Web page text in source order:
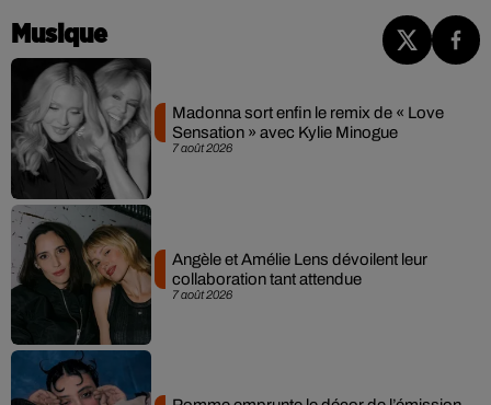
Musique
7 août 2026
Madonna sort enfin le remix de « Love
Sensation » avec Kylie Minogue
7 août 2026
Angèle et Amélie Lens dévoilent leur
collaboration tant attendue